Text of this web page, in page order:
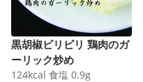
黒胡椒ビリビリ 鶏肉のガ
ーリック炒め
124kcal 食塩 0.9g